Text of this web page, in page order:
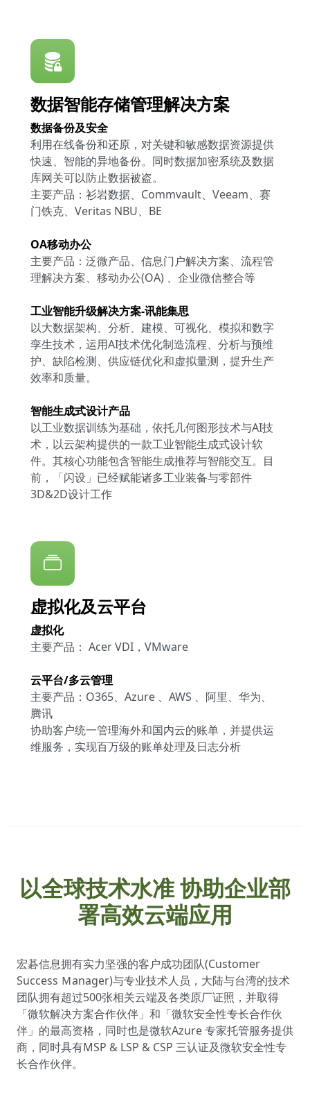
数据智能存储管理解决方案
数据备份及安全
利用在线备份和还原，对关键和敏感数据资源提供
快速、智能的异地备份。同时数据加密系统及数据
库网关可以防止数据被盗。
主要产品：衫岩数据、Commvault、Veeam、赛
门铁克、Veritas NBU、BE
OA移动办公
主要产品：泛微产品、信息门户解决方案、流程管
理解决方案、移动办公(OA) 、企业微信整合等
工业智能升级解决方案-讯能集思
以大数据架构、分析、建模、可视化、模拟和数字
孪生技术，运用AI技术优化制造流程、分析与预维
护、缺陷检测、供应链优化和虚拟量测，提升生产
效率和质量。
智能生成式设计产品
以工业数据训练为基础，依托几何图形技术与AI技
术，以云架构提供的一款工业智能生成式设计软
件。其核心功能包含智能生成推荐与智能交互。目
前，「闪设」已经赋能诸多工业装备与零部件
3D&2D设计工作
虚拟化及云平台
虚拟化
主要产品： Acer VDI，VMware
云平台/多云管理
主要产品：O365、Azure 、AWS 、阿里、华为、
腾讯
协助客户统一管理海外和国内云的账单，并提供运
维服务，实现百万级的账单处理及日志分析
以全球技术水准 协助企业部
署高效云端应用
宏碁信息拥有实力坚强的客户成功团队(Customer
Success Ｍanager)与专业技术人员，大陆与台湾的技术
团队拥有超过500张相关云端及各类原厂证照，并取得
「微软解决方案合作伙伴」和「微软安全性专长合作伙
伴」的最高资格，同时也是微软Azure 专家托管服务提供
商，同时具有MSP & LSP & CSP 三认证及微软安全性专
长合作伙伴。